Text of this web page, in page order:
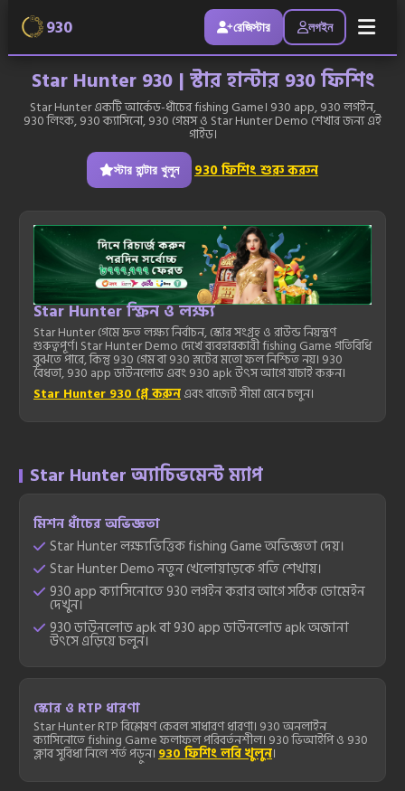
930 রেজিস্টার লগইন
Star Hunter 930 | স্টার হান্টার 930 ফিশিং
Star Hunter একটি আর্কেড-ধাঁচের fishing Game। 930 app, 930 লগইন,
930 লিংক, 930 ক্যাসিনো, 930 গেমস ও Star Hunter Demo শেখার জন্য এই
গাইড।
স্টার হান্টার খুলুন 930 ফিশিং শুরু করুন
Star Hunter স্ক্রিন ও লক্ষ্য
Star Hunter গেমে দ্রুত লক্ষ্য নির্বাচন, স্কোর সংগ্রহ ও রাউন্ড নিয়ন্ত্রণ
গুরুত্বপূর্ণ। Star Hunter Demo দেখে ব্যবহারকারী fishing Game গতিবিধি
বুঝতে পারে, কিন্তু 930 গেম বা 930 স্লটের মতো ফল নিশ্চিত নয়। 930
বৈধতা, 930 app ডাউনলোড এবং 930 apk উৎস আগে যাচাই করুন।
Star Hunter 930 প্লে করুনএবং বাজেট সীমা মেনে চলুন।
Star Hunter অ্যাচিভমেন্ট ম্যাপ
মিশন ধাঁচের অভিজ্ঞতা
Star Hunter লক্ষ্যভিত্তিক fishing Game অভিজ্ঞতা দেয়।
Star Hunter Demo নতুন খেলোয়াড়কে গতি শেখায়।
930 app ক্যাসিনোতে 930 লগইন করার আগে সঠিক ডোমেইন
দেখুন।
930 ডাউনলোড apk বা 930 app ডাউনলোড apk অজানা
উৎসে এড়িয়ে চলুন।
স্কোর ও RTP ধারণা
Star Hunter RTP বিশ্লেষণ কেবল সাধারণ ধারণা। 930 অনলাইন
ক্যাসিনোতে fishing Game ফলাফল পরিবর্তনশীল। 930 ভিআইপি ও 930
ক্লাব সুবিধা নিলে শর্ত পড়ুন।930 ফিশিং লবি খুলুন।